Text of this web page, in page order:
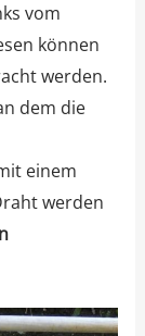
vom
können
werden.
dem die
einem
werden